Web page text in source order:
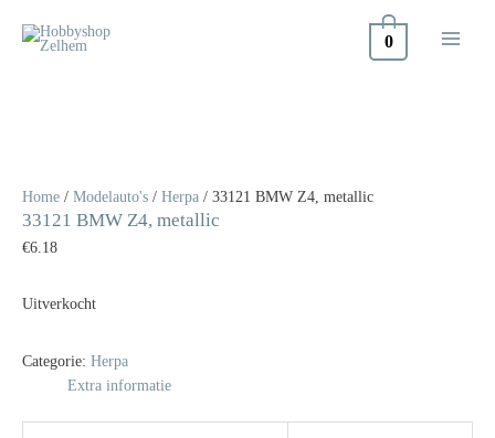
naar
0
Home / Modelauto's / Herpa / 33121 BMW Z4, metallic
33121 BMW Z4, metallic
€6.18
Uitverkocht
Categorie: Herpa
Extra informatie